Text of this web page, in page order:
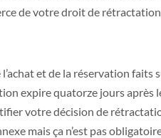
de votre droit de
et de la réservation
expire quatorze jours après
votre décision de
mais ça n’est pas